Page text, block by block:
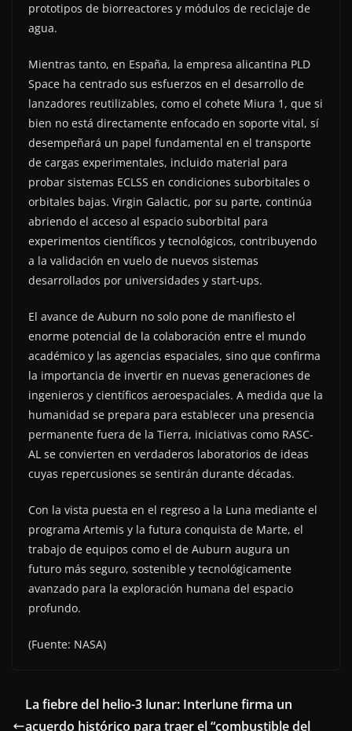
prototipos de biorreactores y módulos de reciclaje de
agua.
Mientras tanto, en España, la empresa alicantina PLD
Space ha centrado sus esfuerzos en el desarrollo de
lanzadores reutilizables, como el cohete Miura 1, que si
bien no está directamente enfocado en soporte vital, sí
desempeñará un papel fundamental en el transporte
de cargas experimentales, incluido material para
probar sistemas ECLSS en condiciones suborbitales o
orbitales bajas. Virgin Galactic, por su parte, continúa
abriendo el acceso al espacio suborbital para
experimentos científicos y tecnológicos, contribuyendo
a la validación en vuelo de nuevos sistemas
desarrollados por universidades y start-ups.
El avance de Auburn no solo pone de manifiesto el
enorme potencial de la colaboración entre el mundo
académico y las agencias espaciales, sino que confirma
la importancia de invertir en nuevas generaciones de
ingenieros y científicos aeroespaciales. A medida que la
humanidad se prepara para establecer una presencia
permanente fuera de la Tierra, iniciativas como RASC-
AL se convierten en verdaderos laboratorios de ideas
cuyas repercusiones se sentirán durante décadas.
Con la vista puesta en el regreso a la Luna mediante el
programa Artemis y la futura conquista de Marte, el
trabajo de equipos como el de Auburn augura un
futuro más seguro, sostenible y tecnológicamente
avanzado para la exploración humana del espacio
profundo.
(Fuente: NASA)
La fiebre del helio-3 lunar: Interlune firma un
acuerdo histórico para traer el “combustible del